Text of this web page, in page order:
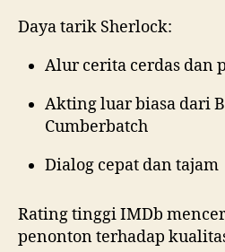
Daya tarik Sherlock:
Alur cerita cerdas dan
Akting luar biasa dari
Cumberbatch
Dialog cepat dan tajam
Rating tinggi IMDb
penonton terhadap